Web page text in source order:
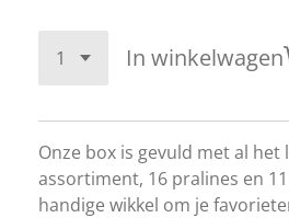
In winkelwagen
Onze box is gevuld met al het
assortiment, 16 pralines en
handige wikkel om je